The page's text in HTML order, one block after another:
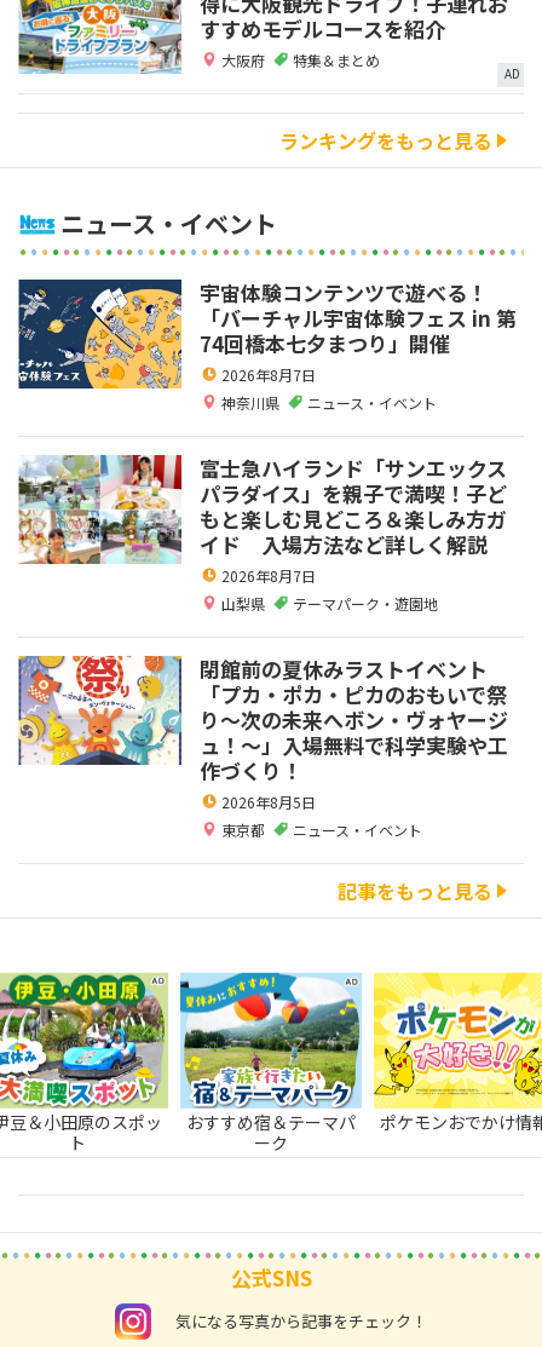
すすめモデルコースを紹介
大阪府 特集＆まとめ
AD
ランキングをもっと見る
ニュース・イベント
宇宙体験コンテンツで遊べる！
「バーチャル宇宙体験フェス in 第
74回橋本七夕まつり」開催
2026年8月7日
神奈川県
ニュース・イベント
富士急ハイランド「サンエックス
パラダイス」を親子で満喫！子ど
もと楽しむ見どころ＆楽しみ方ガ
イド 入場方法など詳しく解説
2026年8月7日
山梨県
テーマパーク・遊園地
閉館前の夏休みラストイベント
「プカ・ポカ・ピカのおもいで祭
り～次の未来へボン・ヴォヤージ
ュ！～」入場無料で科学実験や工
作づくり！
2026年8月5日
東京都
ニュース・イベント
記事をもっと見る
豆＆小田原のスポッ
ト
おすすめ宿＆テーマパ
ーク
ポケモンおでかけ情
公式SNS
instagram 気になる写真から記事をチェック！